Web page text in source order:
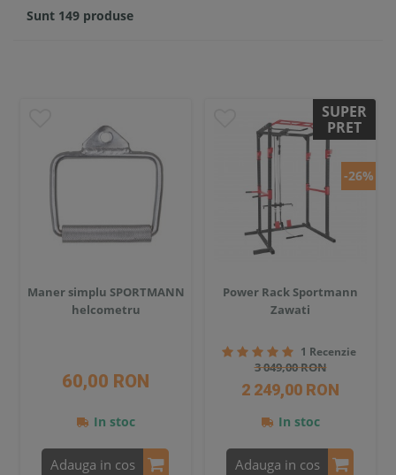
Sunt 149 produse
Maner simplu SPORTMANN
helcometru
60,00 RON
In stoc
Adauga in cos
SUPER
PRET
-26%
Power Rack Sportmann
Zawati
1 Recenzie
3 049,00 RON
2 249,00 RON
In stoc
Adauga in cos